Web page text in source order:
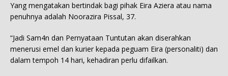
Yang mengatakan bertindak bagi pihak Eira Aziera atau nama
penuhnya adalah Noorazira Pissal, 37.
“Jadi Sam4n dan Pernyataan Tuntutan akan diserahkan
menerusi emel dan kurier kepada peguam Eira (personaliti) dan
dalam tempoh 14 hari, kehadiran perlu difailkan.